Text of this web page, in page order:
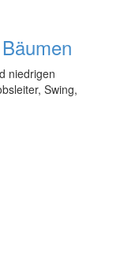
niedrigen
Swing,